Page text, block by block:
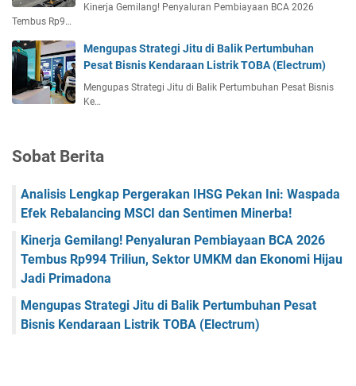
Kinerja Gemilang! Penyaluran Pembiayaan BCA 2026
Tembus Rp9…
Mengupas Strategi Jitu di Balik Pertumbuhan
Pesat Bisnis Kendaraan Listrik TOBA (Electrum)
Mengupas Strategi Jitu di Balik Pertumbuhan Pesat Bisnis
Ke…
Sobat Berita
Analisis Lengkap Pergerakan IHSG Pekan Ini: Waspada
Efek Rebalancing MSCI dan Sentimen Minerba!
Kinerja Gemilang! Penyaluran Pembiayaan BCA 2026
Tembus Rp994 Triliun, Sektor UMKM dan Ekonomi Hijau
Jadi Primadona
Mengupas Strategi Jitu di Balik Pertumbuhan Pesat
Bisnis Kendaraan Listrik TOBA (Electrum)